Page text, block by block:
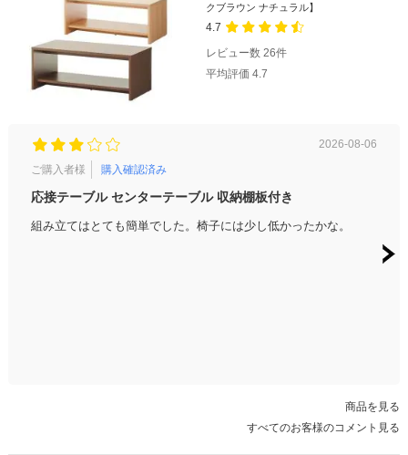
クブラウン ナチュラル】
4.7
レビュー数 26件
平均評価 4.7
2026-08-06
ご購入者様
購入確認済み
応接テーブル センターテーブル 収納棚板付き
組み立てはとても簡単でした。椅子には少し低かったかな。
ハ
コ
商品を見る
すべてのお客様のコメント見る